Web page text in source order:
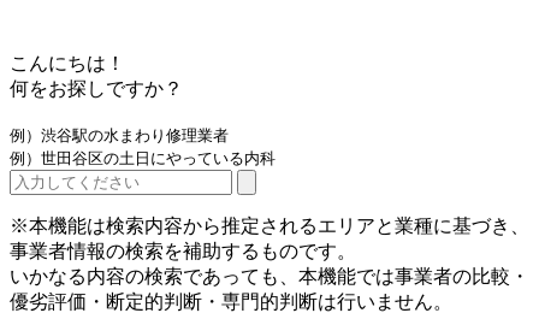
こんにちは！
何をお探しですか？
例）渋谷駅の水まわり修理業者
例）世田谷区の土日にやっている内科
※本機能は検索内容から推定されるエリアと業種に基づき、
事業者情報の検索を補助するものです。
いかなる内容の検索であっても、本機能では事業者の比較・
優劣評価・断定的判断・専門的判断は行いません。